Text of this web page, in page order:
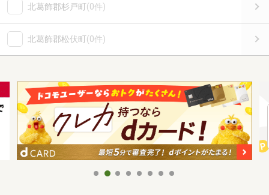
北葛飾郡杉戸町(0件)
北葛飾郡松伏町(0件)